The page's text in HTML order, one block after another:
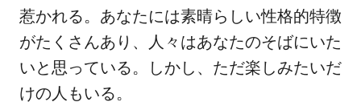
惹かれる。あなたには素晴らしい性格的特徴
がたくさんあり、人々はあなたのそばにいた
いと思っている。しかし、ただ楽しみたいだ
けの人もいる。